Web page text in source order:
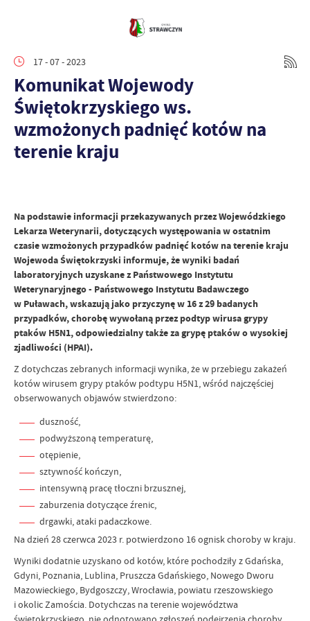
17 - 07 - 2023
Komunikat Wojewody
Świętokrzyskiego ws.
wzmożonych padnięć kotów na
terenie kraju
Na podstawie informacji przekazywanych przez Wojewódzkiego
Lekarza Weterynarii, dotyczących występowania w ostatnim
czasie wzmożonych przypadków padnięć kotów na terenie kraju
Wojewoda Świętokrzyski informuje, że wyniki badań
laboratoryjnych uzyskane z Państwowego Instytutu
Weterynaryjnego - Państwowego Instytutu Badawczego
w Puławach, wskazują jako przyczynę w 16 z 29 badanych
przypadków, chorobę wywołaną przez podtyp wirusa grypy
ptaków H5N1, odpowiedzialny także za grypę ptaków o wysokiej
zjadliwości (HPAI).
Z dotychczas zebranych informacji wynika, że w przebiegu zakażeń
kotów wirusem grypy ptaków podtypu H5N1, wśród najczęściej
obserwowanych objawów stwierdzono:
duszność,
podwyższoną temperaturę,
otępienie,
sztywność kończyn,
intensywną pracę tłoczni brzusznej,
zaburzenia dotyczące źrenic,
drgawki, ataki padaczkowe.
Na dzień 28 czerwca 2023 r. potwierdzono 16 ognisk choroby w kraju.
Wyniki dodatnie uzyskano od kotów, które pochodziły z Gdańska,
Gdyni, Poznania, Lublina, Pruszcza Gdańskiego, Nowego Dworu
Mazowieckiego, Bydgoszczy, Wrocławia, powiatu rzeszowskiego
i okolic Zamościa. Dotychczas na terenie województwa